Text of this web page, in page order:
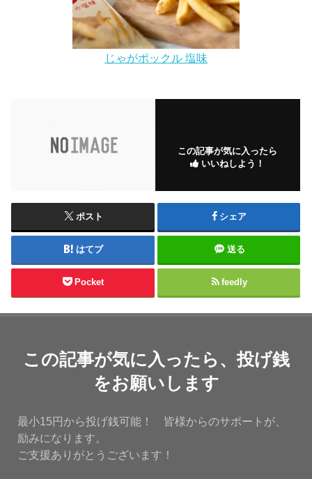
じゃがポックル 塩味
この記事が気に入ったら
いいねしよう！
ポスト シェア
はてブ 送る
Pocket feedly
この記事が気に入ったら、投げ銭
をお願いします
最小15円から投げ銭可能！ 皆様からのサポートが、
励みになります。
ご支援ありがとうございます！